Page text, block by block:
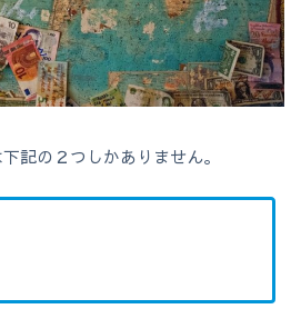
記の２つしかありません。